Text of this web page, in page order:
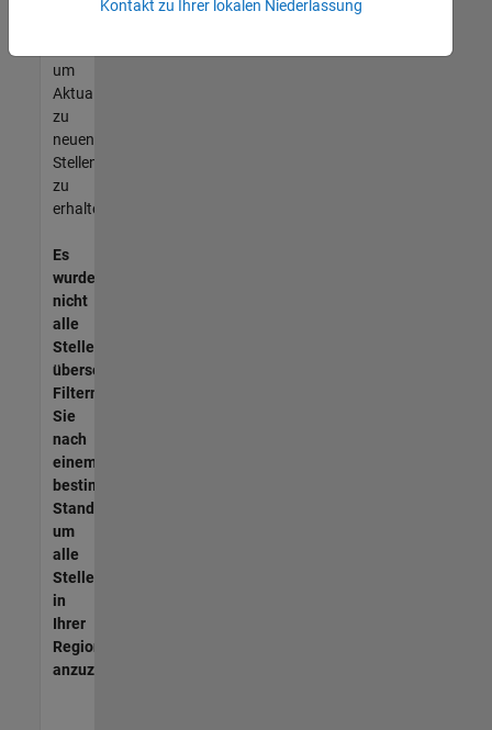
um
Aktualisierungen
zu
neuen
Stellenangeboten
zu
erhalten.
Es
wurden
nicht
alle
Stellen
übersetzt.
Filtern
Sie
nach
einem
bestimmten
Standort,
um
alle
Stellenangebote
in
Ihrer
Region
anzuzeigen.
Kontakt zu Ihrer lokalen Niederlassung